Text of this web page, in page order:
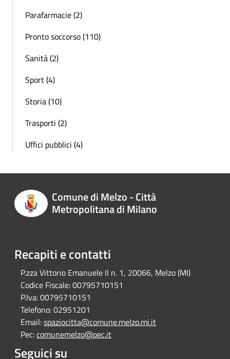
Parafarmacie (2)
Pronto soccorso (110)
Sanità (2)
Sport (4)
Storia (10)
Trasporti (2)
Uffici pubblici (4)
Comune di Melzo - Città
Metropolitana di Milano
Recapiti e contatti
P.zza Vittorio Emanuele II n. 1, 20066, Melzo (MI)
Codice Fiscale:00795710151
P.Iva:00795710151
Telefono:02951201
Email:spaziocitta@comune.melzo.mi.it
Pec:comunemelzo@pec.it
Seguici su